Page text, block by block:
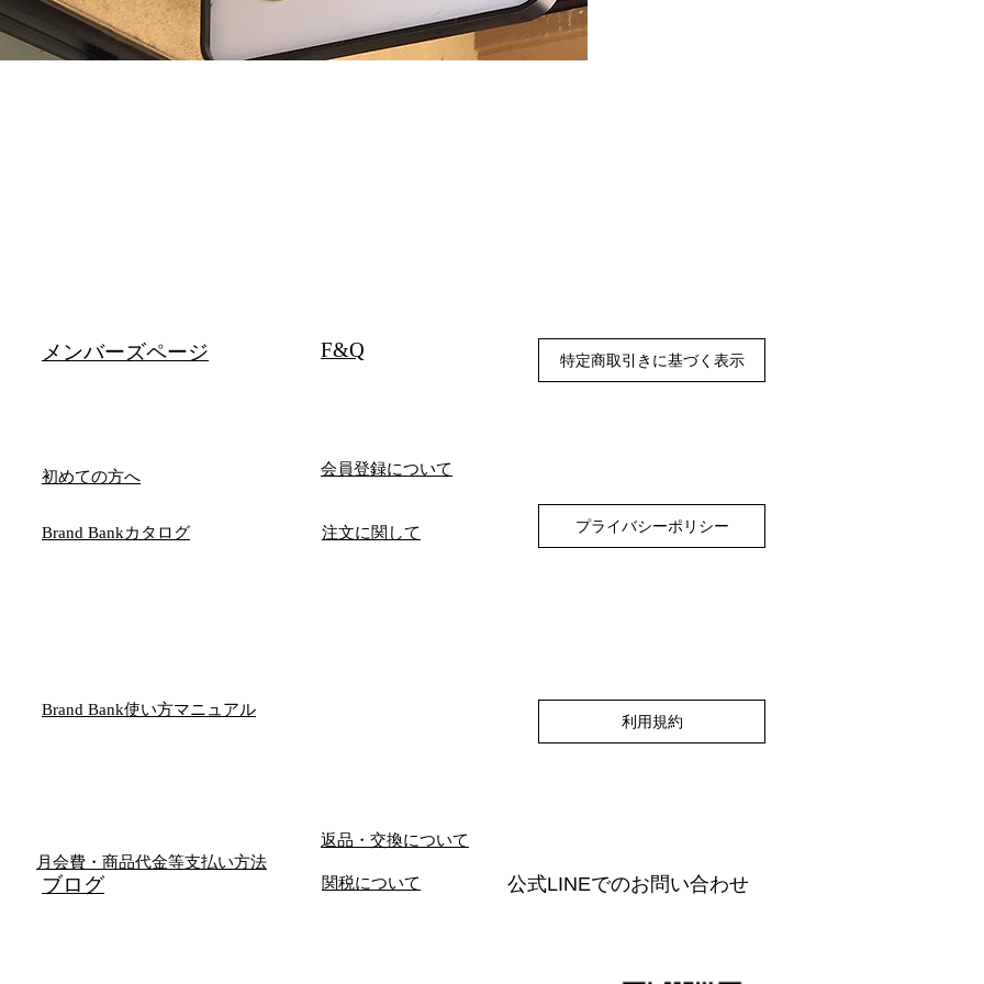
メンバーズページ F&Q 特定商取引きに基づく表示
初めての方へ
Brand Bankカタログ
会員登録について
注文に関して プライバシーポリシー
Brand Bank使い方マニュアル
利用規約
返品・交換について
月会費・商品代金等支払い方法
​ブログ 関税について 公式LINEでのお問い合わせ